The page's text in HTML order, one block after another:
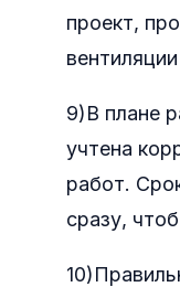
проект,
9)В плане
учтена
работ.
сразу,